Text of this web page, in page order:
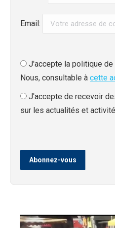
Email:
J'accepte la politique
Nous, consultable à cette
J'accepte de recevoir
sur les actualités et